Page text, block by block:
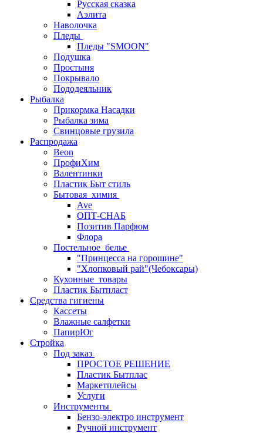
Русская сказка
Аэлита
Наволочка
Пледы
Пледы "SMOON"
Подушка
Простыня
Покрывало
Пододеяльник
Рыбалка
Прикормка Насадки
Рыбалка зима
Свинцовые грузила
Распродажа
Beon
ПрофиХим
Валентинки
Пластик Быт стиль
Бытовая_химия
Ave
ОПТ-СНАБ
Позитив Парфюм
Флора
Постельное_белье
"Принцесса на горошине"
"Хлопковый рай"(Чебоксары)
Кухонные_товары
Пластик Бытпласт
Средства гигиены
Кассеты
Влажные салфетки
ПапирЮг
Стройка
Под заказ
ПРОСТОЕ РЕШЕНИЕ
Пластик Бытплас
Маркетплейсы
Услуги
Инструменты
Бензо-электро инструмент
Ручной инструмент